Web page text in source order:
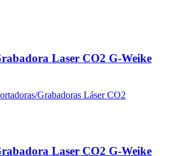
Laser CO2 G-Weike
Grabadoras Láser CO2
Laser CO2 G-Weike